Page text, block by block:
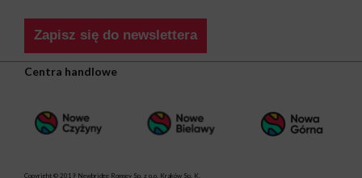
Zapisz się do newslettera
Centra handlowe
Copyright © 2019 Newbridge Romsey Sp. z o.o. Kraków Sp. K.